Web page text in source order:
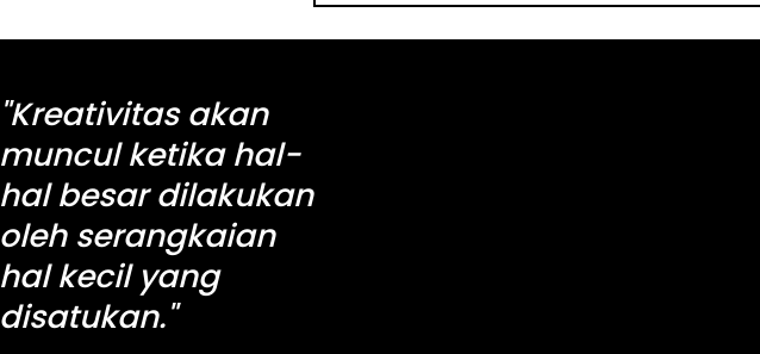
a
"Kreativitas akan
muncul ketika hal-
hal besar dilakukan
oleh serangkaian
hal kecil yang
disatukan."